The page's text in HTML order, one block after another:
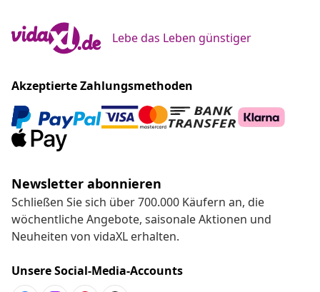
Lebe das Leben günstiger
Akzeptierte Zahlungsmethoden
Newsletter abonnieren
Schließen Sie sich über 700.000 Käufern an, die
wöchentliche Angebote, saisonale Aktionen und
Neuheiten von vidaXL erhalten.
Unsere Social-Media-Accounts